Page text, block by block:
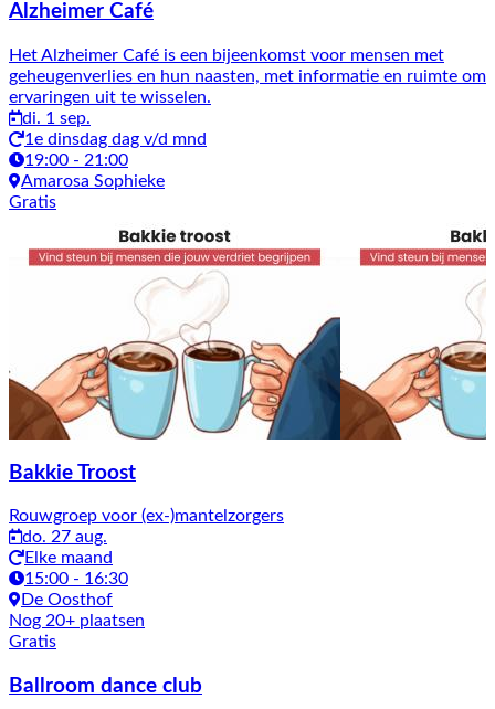
Alzheimer Café
Het Alzheimer Café is een bijeenkomst voor mensen met
geheugenverlies en hun naasten, met informatie en ruimte om
ervaringen uit te wisselen.
di. 1 sep.
1e dinsdag dag v/d mnd
19:00 - 21:00
Amarosa Sophieke
Gratis
Bakkie Troost
Rouwgroep voor (ex-)mantelzorgers
do. 27 aug.
Elke maand
15:00 - 16:30
De Oosthof
Nog 20+ plaatsen
Gratis
Ballroom dance club